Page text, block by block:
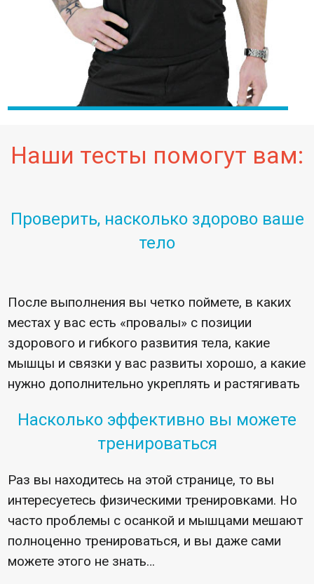
Наши тесты помогут вам:
Проверить, насколько здорово ваше
тело
После выполнения вы четко поймете, в каких
местах у вас есть «провалы» с позиции
здорового и гибкого развития тела, какие
мышцы и связки у вас развиты хорошо, а какие
нужно дополнительно укреплять и растягивать
Насколько эффективно вы можете
тренироваться
Раз вы находитесь на этой странице, то вы
интересуетесь физическими тренировками. Но
часто проблемы с осанкой и мышцами мешают
полноценно тренироваться, и вы даже сами
можете этого не знать…